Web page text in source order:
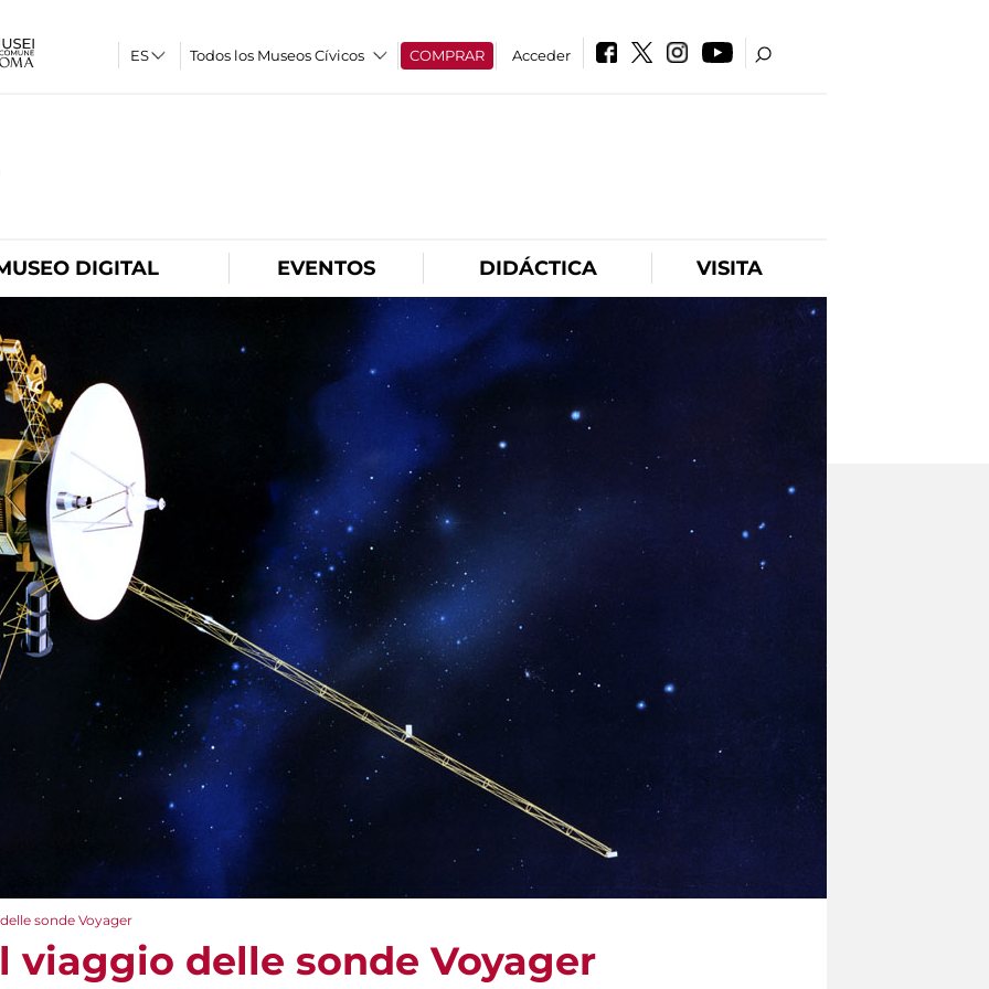
Todos los Museos Cívicos COMPRAR Acceder
DIGITAL EVENTOS DIDÁCTICA VISITA
sonde Voyager
viaggio delle sonde Voyager